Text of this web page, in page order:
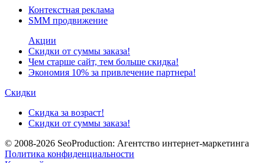
Контекстная реклама
SMM продвижение
Акции
Скидки от суммы заказа!
Чем старше сайт, тем больше скидка!
Экономия 10% за привлечение партнера!
Скидки
Скидка за возраст!
Скидки от суммы заказа!
© 2008-2026 SeoProduction: Агентство интернет-маркетинга
Политика конфиденциальности